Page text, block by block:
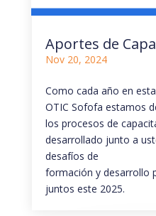
Aportes de
Nov 20, 2024
Como cada año en
OTIC Sofofa estamos
los procesos de
desarrollado junto a
desafíos de
formación y desarrollo
juntos este 2025.